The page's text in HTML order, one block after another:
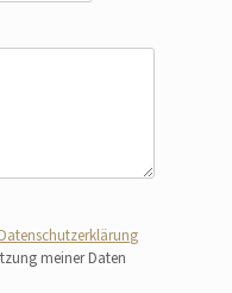
Datenschutzerklärung
meiner Daten